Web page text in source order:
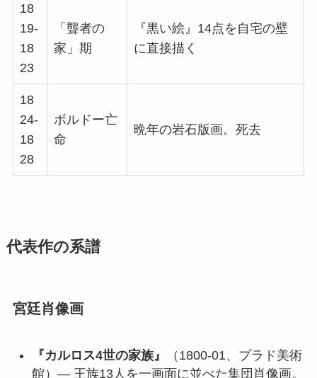
18
19-
18
23
「聾者の
家」期
『黒い絵』14点を自宅の壁
に直接描く
18
24-
18
28
ボルドー亡
命
晩年の岩石版画。死去
代表作の系譜
宮廷肖像画
『カルロス4世の家族』
（1800-01、プラド美術
館）— 王族13人を一画面に並べた集団肖像画。